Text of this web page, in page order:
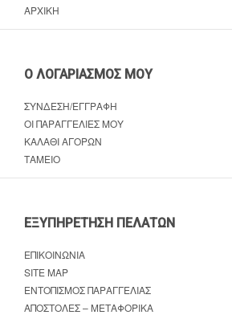
ΑΡΧΙΚΉ
Ο ΛΟΓΑΡΙΑΣΜΌΣ ΜΟΥ
ΣΎΝΔΕΣΗ/ΕΓΓΡΑΦΉ
ΟΙ ΠΑΡΑΓΓΕΛΊΕΣ ΜΟΥ
ΚΑΛΆΘΙ ΑΓΟΡΏΝ
ΤΑΜΕΊΟ
ΕΞΥΠΗΡΈΤΗΣΗ ΠΕΛΑΤΏΝ
ΕΠΙΚΟΙΝΩΝΊΑ
SITE MAP
ΕΝΤΟΠΙΣΜΌΣ ΠΑΡΑΓΓΕΛΊΑΣ
ΑΠΟΣΤΟΛΈΣ – ΜΕΤΑΦΟΡΙΚΆ